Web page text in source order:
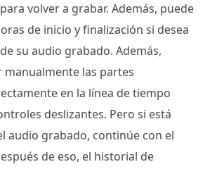
volver a grabar. Además, puede
de inicio y finalización si desea
su audio grabado. Además,
manualmente las partes
en la línea de tiempo
deslizantes. Pero si está
audio grabado, continúe con el
de eso, el historial de